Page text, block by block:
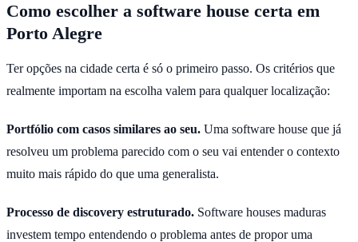
Como escolher a software house certa em
Porto Alegre
Ter opções na cidade certa é só o primeiro passo. Os critérios que
realmente importam na escolha valem para qualquer localização:
Portfólio com casos similares ao seu. Uma software house que já
resolveu um problema parecido com o seu vai entender o contexto
muito mais rápido do que uma generalista.
Processo de discovery estruturado. Software houses maduras
investem tempo entendendo o problema antes de propor uma